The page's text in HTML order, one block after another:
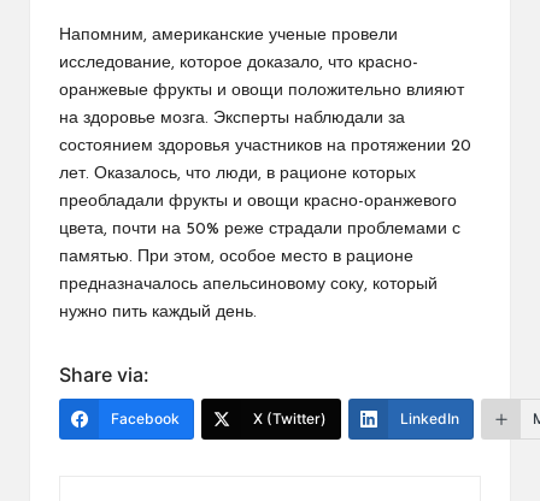
Напомним, американские ученые провели
исследование, которое доказало, что красно-
оранжевые фрукты и овощи положительно влияют
на здоровье мозга. Эксперты наблюдали за
состоянием здоровья участников на протяжении 20
лет. Оказалось, что люди, в рационе которых
преобладали фрукты и овощи красно-оранжевого
цвета, почти на 50% реже страдали проблемами с
памятью. При этом, особое место в рационе
предназначалось апельсиновому соку, который
нужно пить каждый день.
Share via:
Facebook X (Twitter) LinkedIn